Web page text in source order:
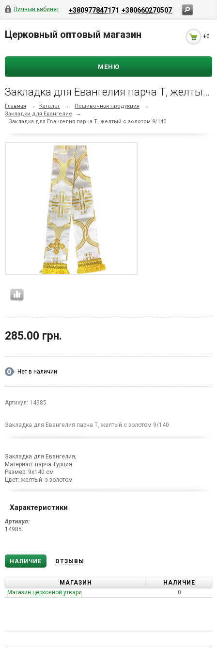
Личный кабинет +380977847171 +380660270507
Церковный оптовый магазин +0
МЕНЮ
Закладка для Евангелия парча Т, желтый с золотом 9/140
Главная → Каталог → Пошивочная продукция
→
Закладки для Евангелие
→
Закладка для Евангелия парча Т, желтый с золотом 9/140
285.00 грн.
Нет в наличии
Артикул: 14985
Закладка для Евангелия парча Т, желтый с золотом 9/140
Закладка для Евангелия,
Материал: парча Турция
Размер: 9х140 см
Цвет: желтый з золотом
Характеристики
Артикул:
14985
НАЛИЧИЕ ОТЗЫВЫ
МАГАЗИН
НАЛИЧИЕ
Магазин церковной утвари
0